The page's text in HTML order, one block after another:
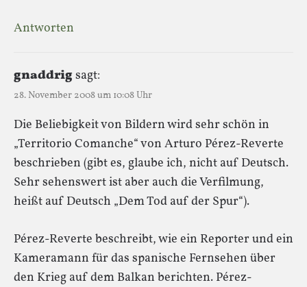
Antworten
gnaddrigsagt:
28. November 2008 um 10:08 Uhr
Die Beliebigkeit von Bildern wird sehr schön in
„Territorio Comanche“ von Arturo Pérez-Reverte
beschrieben (gibt es, glaube ich, nicht auf Deutsch.
Sehr sehenswert ist aber auch die Verfilmung,
heißt auf Deutsch „Dem Tod auf der Spur“).
Pérez-Reverte beschreibt, wie ein Reporter und ein
Kameramann für das spanische Fernsehen über
den Krieg auf dem Balkan berichten. Pérez-